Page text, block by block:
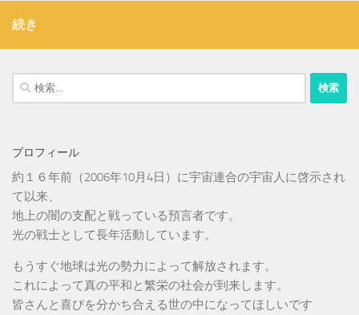
続き
検
索:
プロフィール
約１６年前（2006年10月4日）に宇宙連合の宇宙人に啓示され
て以来、
地上の闇の支配と戦っている預言者です。
光の戦士として長年活動しています。
もうすぐ地球は光の勢力によって解放されます。
これによって真の平和と繁栄の社会が到来します。
皆さんと喜びを分かち合える世の中になってほしいです